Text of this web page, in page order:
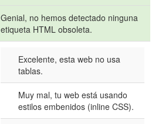
Genial, no hemos detectado ninguna
etiqueta HTML obsoleta.
Excelente, esta web no usa
tablas.
Muy mal, tu web está usando
estilos embenidos (inline CSS).